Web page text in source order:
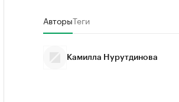
АвторыТеги
Камилла Нурутдинова